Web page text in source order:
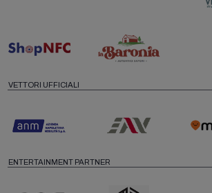
VETTORI UFFICIALI
ENTERTAINMENT PARTNER